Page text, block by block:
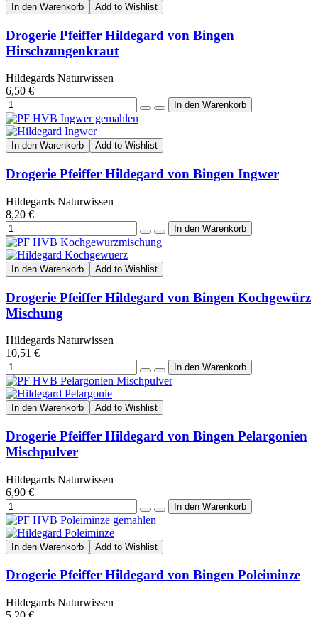
In den Warenkorb Add to Wishlist
Drogerie Pfeiffer Hildegard von Bingen
Hirschzungenkraut
Hildegards Naturwissen
6,50 €
In den Warenkorb Add to Wishlist
Drogerie Pfeiffer Hildegard von Bingen Ingwer
Hildegards Naturwissen
8,20 €
In den Warenkorb Add to Wishlist
Drogerie Pfeiffer Hildegard von Bingen Kochgewürz
Mischung
Hildegards Naturwissen
10,51 €
In den Warenkorb Add to Wishlist
Drogerie Pfeiffer Hildegard von Bingen Pelargonien
Mischpulver
Hildegards Naturwissen
6,90 €
In den Warenkorb Add to Wishlist
Drogerie Pfeiffer Hildegard von Bingen Poleiminze
Hildegards Naturwissen